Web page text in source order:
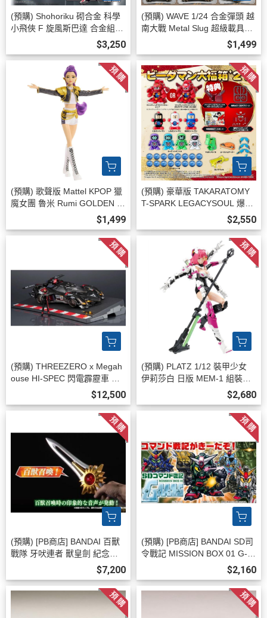
(預購) Shohoriku 砌合金 科學
小飛俠 F 旋風斯巴達 合金組裝
模型 附有合金/磁石零件 20260
$3,250
(預購) WAVE 1/24 合金彈頭 越
南大戰 Metal Slug 超級載具00
1型 SV-001/I 組裝模型 202608
$1,499
(預購) 歌聲版 Mattel KPOP 獵
魔女團 魯米 Rumi GOLDEN 打
歌服 無武器 可動完成品 20260
$1,499
(預購) 豪華版 TAKARATOMY
T-SPARK LEGACYSOUL 爆球
連發！！彈珠超人 大福箱"27
(TAKARATOMY) 20260831
$2,550
(預購) THREEZERO x Megah
ouse HI-SPEC 閃電霹靂車 阿
斯拉 G.S.X 黑色限定 35周年紀
念 可動完成品 20260813
$12,500
(預購) PLATZ 1/12 裝甲少女
伊莉莎白 日版 MEM-1 組裝模
$2,680
(預購) [PB商店] BANDAI 百獸
戰隊 牙吠連者 獸皇劍 紀念版 2
$7,200
(預購) [PB商店] BANDAI SD司
令戰記 MISSION BOX 01 G-A
$2,160